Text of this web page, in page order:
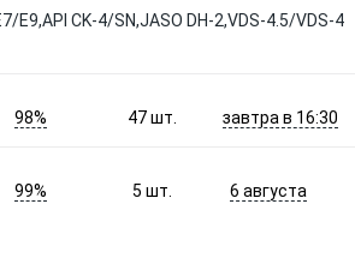
E9,API CK-4/SN,JASO DH-2,VDS-4.5/VDS-4
98% 47шт. завтра в 16:30
99% 5шт. 6 августа